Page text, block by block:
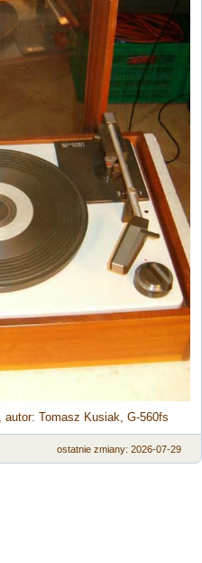
autor: Tomasz Kusiak, G-560fs
ostatnie zmiany: 2026-07-29